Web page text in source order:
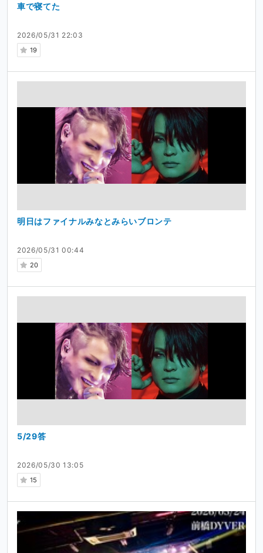
2026/05/31 22:03
19
車で寝てた
2026/05/31 00:44
20
明日はファイナルみなとみらいブロンテ
2026/05/30 13:05
15
5/29答